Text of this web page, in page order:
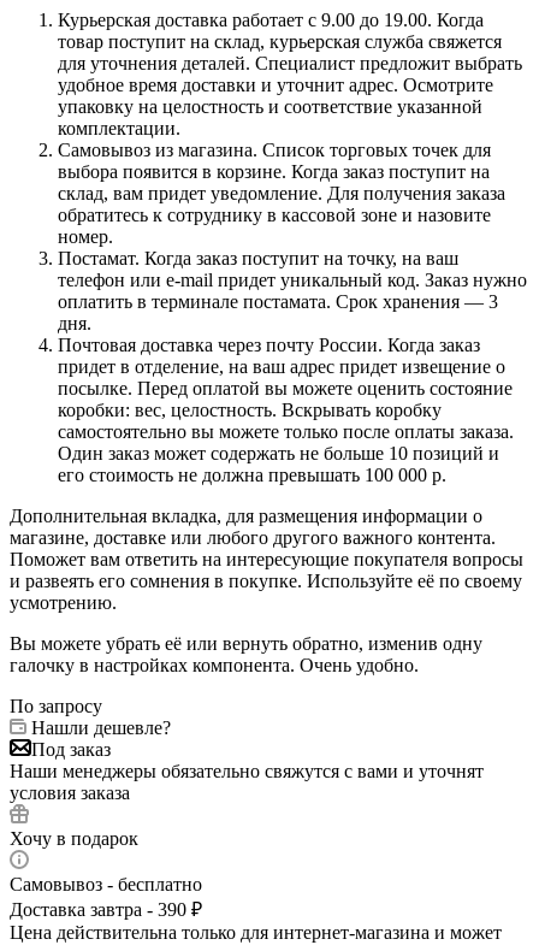
Курьерская доставка работает с 9.00 до 19.00. Когда
товар поступит на склад, курьерская служба свяжется
для уточнения деталей. Специалист предложит выбрать
удобное время доставки и уточнит адрес. Осмотрите
упаковку на целостность и соответствие указанной
комплектации.
Самовывоз из магазина. Список торговых точек для
выбора появится в корзине. Когда заказ поступит на
склад, вам придет уведомление. Для получения заказа
обратитесь к сотруднику в кассовой зоне и назовите
номер.
Постамат. Когда заказ поступит на точку, на ваш
телефон или e-mail придет уникальный код. Заказ нужно
оплатить в терминале постамата. Срок хранения — 3
дня.
Почтовая доставка через почту России. Когда заказ
придет в отделение, на ваш адрес придет извещение о
посылке. Перед оплатой вы можете оценить состояние
коробки: вес, целостность. Вскрывать коробку
самостоятельно вы можете только после оплаты заказа.
Один заказ может содержать не больше 10 позиций и
его стоимость не должна превышать 100 000 р.
Дополнительная вкладка, для размещения информации о
магазине, доставке или любого другого важного контента.
Поможет вам ответить на интересующие покупателя вопросы
и развеять его сомнения в покупке. Используйте её по своему
усмотрению.
Вы можете убрать её или вернуть обратно, изменив одну
галочку в настройках компонента. Очень удобно.
По запросу
Нашли дешевле?
Под заказ
Наши менеджеры обязательно свяжутся с вами и уточнят
условия заказа
Хочу в подарок
Самовывоз - бесплатно
Доставка завтра - 390 ₽
Цена действительна только для интернет-магазина и может